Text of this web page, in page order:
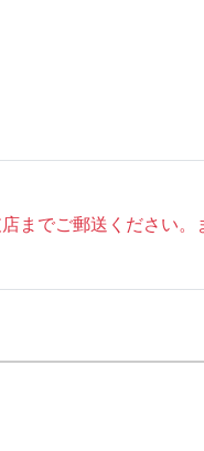
までご郵送ください。